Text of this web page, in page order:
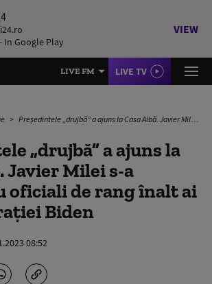
- In Google Play
VIEW
LIVE FM LIVE TV
Președintele „drujbă” a ajuns la Casa Albă. Javier Milei s-a întâlnit cu oficiali de rang înalt ai administrației Biden
„drujbă” a ajuns la
Javier Milei s-a
oficiali de rang înalt ai
Biden
08:52